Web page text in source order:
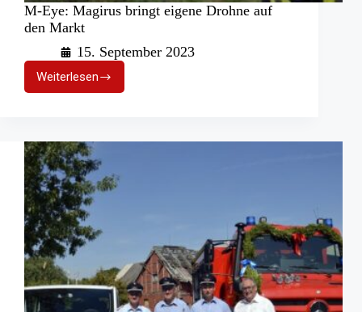
M-Eye: Magirus bringt eigene Drohne auf
den Markt
15. September 2023
Weiterlesen
M-
Eye:
eigene
Drohne
auf
den
Markt